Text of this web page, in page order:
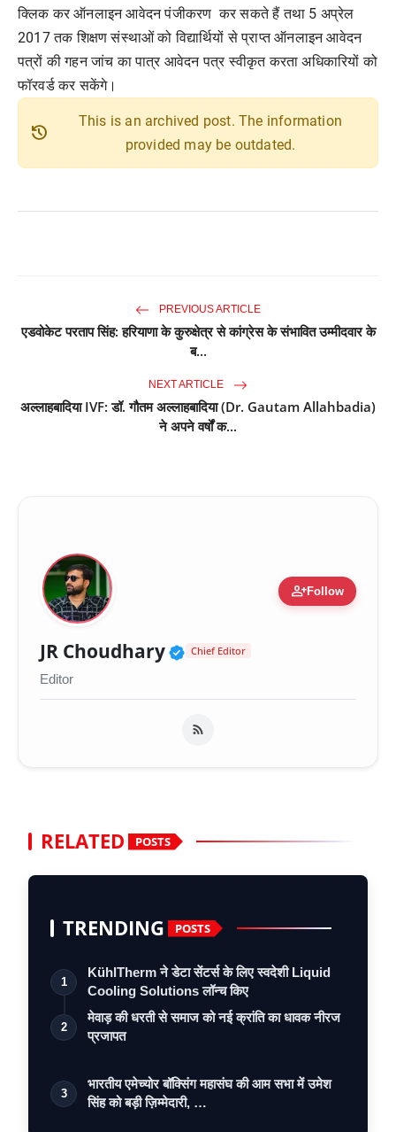
क्लिक कर ऑनलाइन आवेदन पंजीकरण कर सकते हैं तथा 5 अप्रेल
2017 तक शिक्षण संस्थाओं को विद्यार्थियों से प्राप्त ऑनलाइन आवेदन
पत्रों की गहन जांच का पात्र आवेदन पत्र स्वीकृत करता अधिकारियों को
फॉरवर्ड कर सकेंगे।
history
This is an archived post. The information
provided may be outdated.
PREVIOUS ARTICLE
एडवोकेट परताप सिंह: हरियाणा के कुरुक्षेत्र से कांग्रेस के संभावित उम्मीदवार के
ब...
NEXT ARTICLE
अल्लाहबादिया IVF: डॉ. गौतम अल्लाहबादिया (Dr. Gautam Allahbadia)
ने अपने वर्षों क...
person_addFollow
JR Choudhary Verified Public Figure
Chief Editor
Editor
RELATED POSTS
TRENDING POSTS
1
KühlTherm ने डेटा सेंटर्स के लिए स्वदेशी Liquid
Cooling Solutions लॉन्च किए
2
मेवाड़ की धरती से समाज को नई क्रांति का धावक नीरज
प्रजापत
3
भारतीय एमेच्योर बॉक्सिंग महासंघ की आम सभा में उमेश
सिंह को बड़ी ज़िम्मेदारी, …